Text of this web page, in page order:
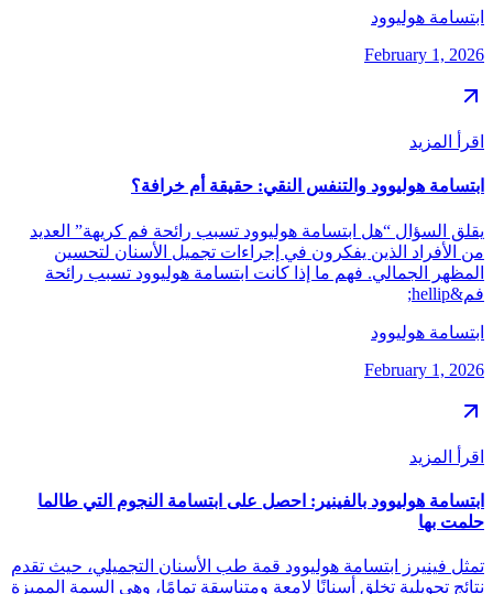
ابتسامة هوليوود
February 1, 2026
اقرأ المزيد
ابتسامة هوليوود والتنفس النقي: حقيقة أم خرافة؟
يقلق السؤال “هل ابتسامة هوليوود تسبب رائحة فم كريهة” العديد
من الأفراد الذين يفكرون في إجراءات تجميل الأسنان لتحسين
المظهر الجمالي. فهم ما إذا كانت ابتسامة هوليوود تسبب رائحة
فم&hellip;
ابتسامة هوليوود
February 1, 2026
اقرأ المزيد
ابتسامة هوليوود بالفينير: احصل على ابتسامة النجوم التي طالما
حلمت بها
تمثل فينيرز ابتسامة هوليوود قمة طب الأسنان التجميلي، حيث تقدم
نتائج تحويلية تخلق أسنانًا لامعة ومتناسقة تمامًا، وهي السمة المميزة